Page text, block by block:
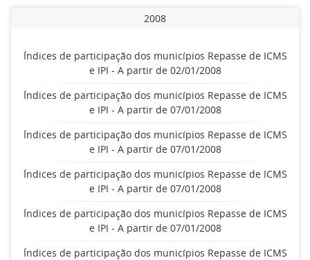
2008
Índices de participação dos municípios Repasse de ICMS
e IPI - A partir de 02/01/2008
Índices de participação dos municípios Repasse de ICMS
e IPI - A partir de 07/01/2008
Índices de participação dos municípios Repasse de ICMS
e IPI - A partir de 07/01/2008
Índices de participação dos municípios Repasse de ICMS
e IPI - A partir de 07/01/2008
Índices de participação dos municípios Repasse de ICMS
e IPI - A partir de 07/01/2008
Índices de participação dos municípios Repasse de ICMS